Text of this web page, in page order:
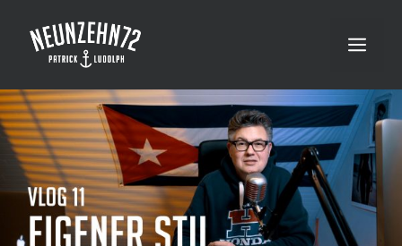
Inhalt
springen
Menü